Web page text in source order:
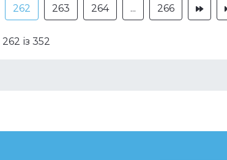
262 263 264 ... 266
із 352